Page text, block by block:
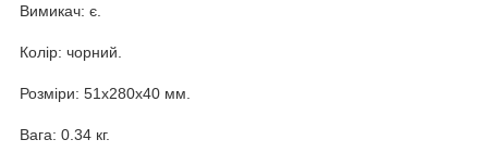
Вимикач: є.
Колір: чорний.
Розміри: 51х280х40 мм.
Вага: 0.34 кг.